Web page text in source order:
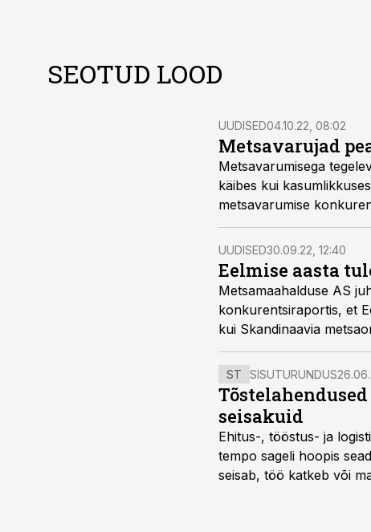
SEOTUD LOOD
UUDISED04.10.22, 08:02
Metsavarujad
Metsavarumisega
käibes kui
metsavarumise
UUDISED30.09.22, 12:40
Eelmise aasta
Metsamaahalduse AS
konkurentsiraportis, et
kui Skandinaavia
palgaralli.
ST SISUTURUNDUS
seisakuid
Ehitus-, tööstus- ja
tempo sageli hoopis
seisab, töö katkeb või